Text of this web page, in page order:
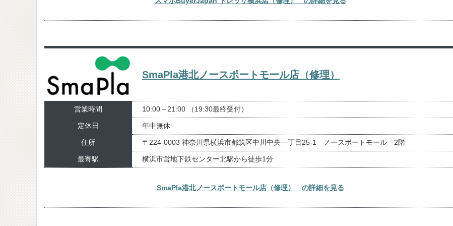
SmaPla港北ノースポートモール店（修理）
営業時間 10:00～21:00 （19:30最終受付）
定休日 年中無休
住所 〒224-0003 神奈川県横浜市都筑区中川中央一丁目25-1 ノースポートモール 2階
最寄駅 横浜市営地下鉄センター北駅から徒歩1分
SmaPla港北ノースポートモール店（修理） の詳細を見る